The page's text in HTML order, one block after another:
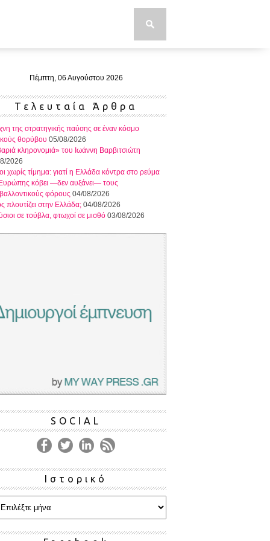
Πέμπτη, 06 Αυγούστου 2026
Τελευταία Άρθρα
της στρατηγικής παύσης σε έναν κόσμο
θορύβου 05/08/2026
κληρονομιά» του Ιωάννη Βαρβιτσιώτη
2026
χωρίς τίμημα: γιατί η Ελλάδα κόντρα στο ρεύμα
κόβει —δεν αυξάνει— τους
φόρους 04/08/2026
πλουτίζει στην Ελλάδα; 04/08/2026
σε τούβλα, φτωχοί σε μισθό 03/08/2026
SOCIAL
Ιστορικό